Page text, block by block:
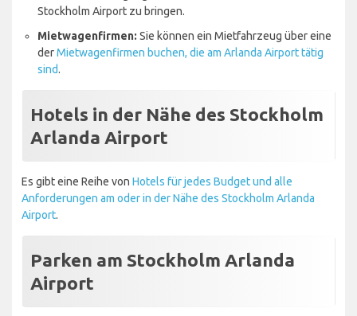
Stockholm Airport zu bringen.
Mietwagenfirmen: Sie können ein Mietfahrzeug über eine
derMietwagenfirmen buchen, die am Arlanda Airport tätig
sind.
Hotels in der Nähe des Stockholm
Arlanda Airport
Es gibt eine Reihe von Hotels für jedes Budget und alle
Anforderungen am oder in der Nähe des Stockholm Arlanda
Airport.
Parken am Stockholm Arlanda
Airport